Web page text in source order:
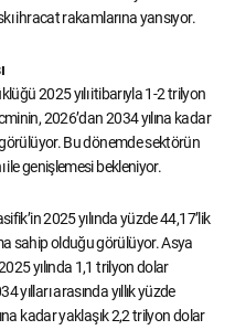
ihracat rakamlarına yansıyor.
2025 yılı itibarıyla 1-2 trilyon
2026’dan 2034 yılına kadar
Bu dönemde sektörün
ile genişlemesi bekleniyor.
2025 yılında yüzde 44,17’lik
sahip olduğu görülüyor. Asya
yılında 1,1 trilyon dolar
arasında yıllık yüzde
kadar yaklaşık 2,2 trilyon dolar